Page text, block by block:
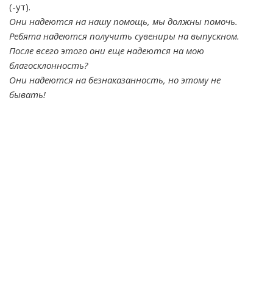
(-ут).
Они надеются на нашу помощь, мы должны помочь.
Ребята надеются получить сувениры на выпускном.
После всего этого они еще надеются на мою
благосклонность?
Они надеются на безнаказанность, но этому не
бывать!